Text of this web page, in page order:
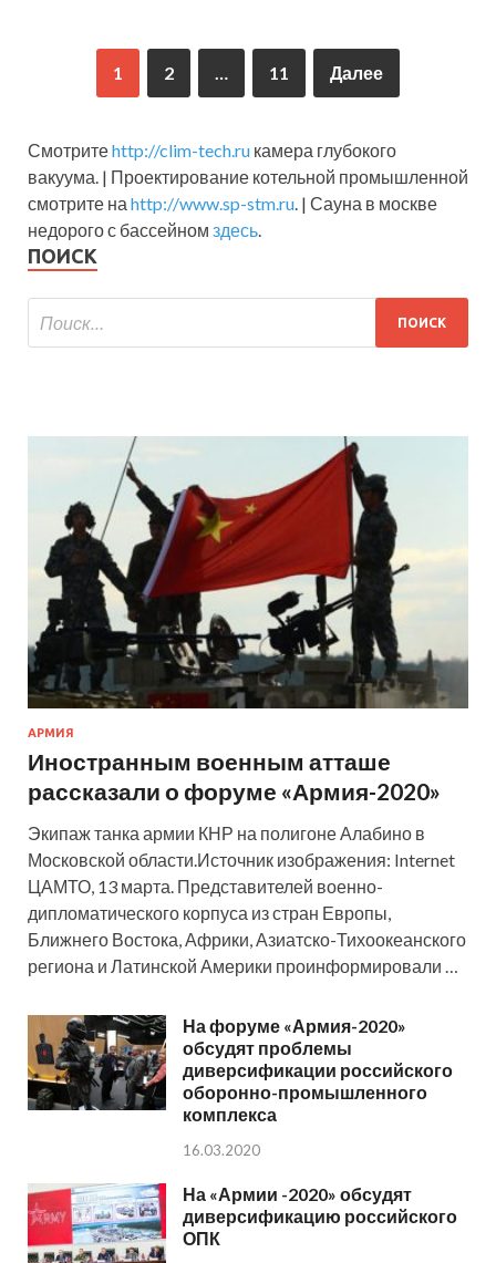
1 2 … 11 Далее
Смотритеhttp://clim-tech.ru камера глубокого
вакуума. | Проектирование котельной промышленной
смотрите на http://www.sp-stm.ru. | Сауна в москве
недорого с бассейном здесь.
ПОИСК
АРМИЯ
Иностранным военным атташе
рассказали о форуме «Армия-2020»
Экипаж танка армии КНР на полигоне Алабино в
Московской области.Источник изображения: Internet
ЦАМТО, 13 марта. Представителей военно-
дипломатического корпуса из стран Европы,
Ближнего Востока, Африки, Азиатско-Тихоокеанского
региона и Латинской Америки проинформировали …
На форуме «Армия-2020»
обсудят проблемы
диверсификации российского
оборонно-промышленного
комплекса
16.03.2020
На «Армии -2020» обсудят
диверсификацию российского
ОПК